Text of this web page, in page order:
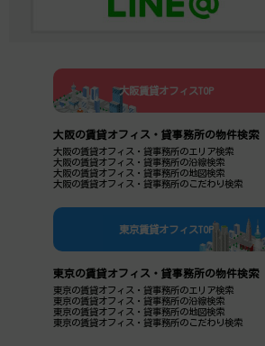
大阪賃貸オフィスTOP
大阪の賃貸オフィス・貸事務所の物件検索
大阪の賃貸オフィス・貸事務所のエリア検索
大阪の賃貸オフィス・貸事務所の沿線検索
大阪の賃貸オフィス・貸事務所の地図検索
大阪の賃貸オフィス・貸事務所のこだわり検索
東京賃貸オフィスTOP
東京の賃貸オフィス・貸事務所の物件検索
東京の賃貸オフィス・貸事務所のエリア検索
東京の賃貸オフィス・貸事務所の沿線検索
東京の賃貸オフィス・貸事務所の地図検索
東京の賃貸オフィス・貸事務所のこだわり検索